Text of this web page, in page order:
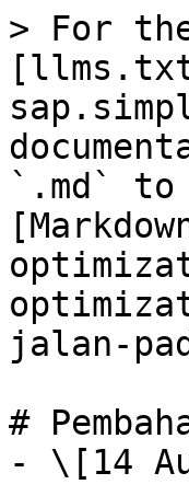
> For
`.md` to
jalan-
#
- \[14